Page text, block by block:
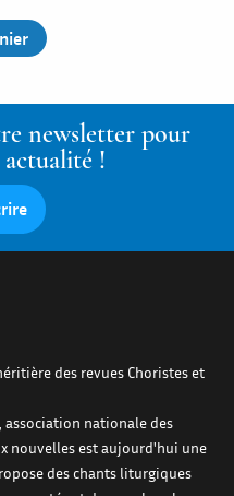
newsletter pour
!
des revues Choristes et
, association nationale des
nouvelles est aujourd'hui une
des chants liturgiques